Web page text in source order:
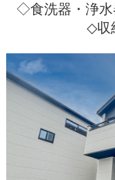
◇食洗器・浄水
◇収